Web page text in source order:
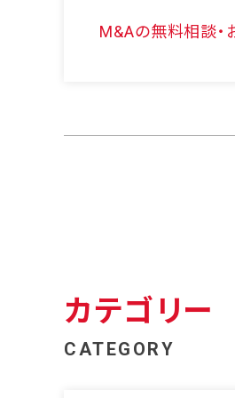
M&Aの無料相談・
カテゴリー
CATEGORY